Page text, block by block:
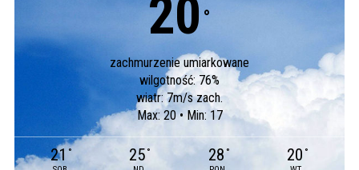
20 °
zachmurzenie umiarkowane
wilgotność: 76%
wiatr: 7m/s zach.
Max: 20 • Min: 17
21 ° 25 ° 28 ° 20 °